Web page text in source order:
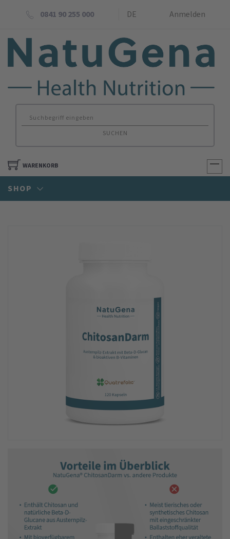
0841 90 255 000 DE Anmelden
SUCHEN
WARENKORB
SHOP